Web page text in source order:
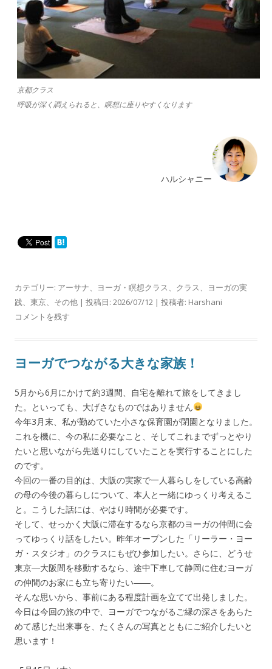
京都クラス
呼吸が深く調えられると、瞑想に座りやすくなります
ハルシャニー
カテゴリー: アーサナ、 ヨーガ・瞑想クラス、 クラス、
ヨーガの実
践、 東京、 その他 | 投稿日: 2026/07/12 | 投稿者: Harshani
コメントを残す
ヨーガでつながる大きな家族！
5月から6月にかけて約3週間、自宅を離れて旅をしてきまし
た。といっても、大げさなものではありません
今年3月末、私が勤めていた小さな保育園が閉園となりました。
これを機に、今の私に必要なこと、そしてこれまでずっとやり
たいと思いながら先送りにしていたことを実行することにした
のです。
今回の一番の目的は、大阪の実家で一人暮らしをしている高齢
の母の今後の暮らしについて、本人と一緒にゆっくり考えるこ
と。こうした話には、やはり時間が必要です。
そして、せっかく大阪に滞在するなら京都のヨーガの仲間に会
ってゆっくり話をしたい。昨年オープンした「リーラー・ヨー
ガ・スタジオ」のクラスにもぜひ参加したい。さらに、どうせ
東京―大阪間を移動するなら、途中下車して静岡に住むヨーガ
の仲間のお家にも立ち寄りたい――。
そんな思いから、事前にある程度計画を立てて出発しました。
今日は今回の旅の中で、ヨーガでつながるご縁の深さをあらた
めて感じた出来事を、たくさんの写真とともにご紹介したいと
思います！